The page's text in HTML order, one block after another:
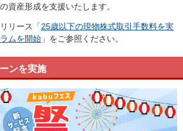
資産形成を支援いたします。
リース「25歳以下の現物株式取引手数料を実
ムを開始 」をご参照ください。
ンを実施